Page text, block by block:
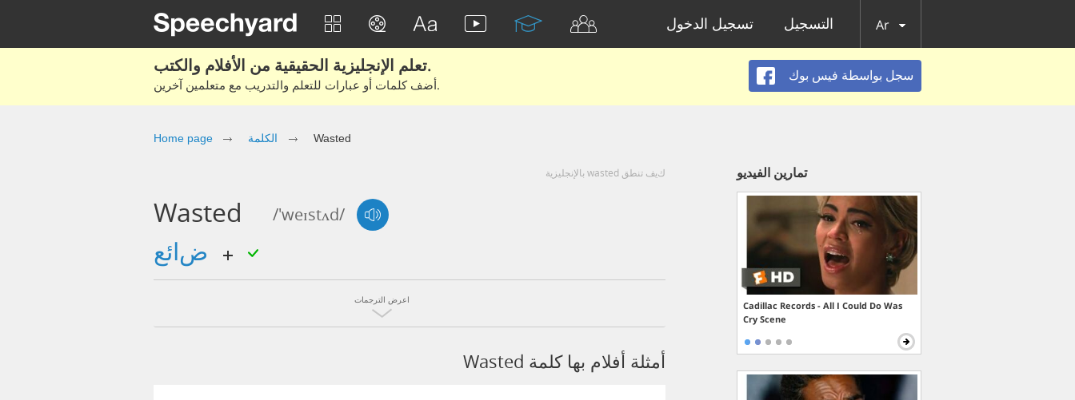
تسجيل الدخول التسجيل Ar
تعلم الإنجليزية الحقيقية من الأفلام والكتب.
أضف كلمات أو عبارات للتعلم والتدريب مع متعلمين آخرين.
سجل بواسطة فيس بوك
Home page الكلمة Wasted
كيف تنطق wasted بالإنجليزية
Wasted /'weɪstʌd/
اعرض الترجمات
أمثلة أفلام بها كلمة Wasted
تمارين الفيديو
Cadillac Records - All I Could Do Was
Cry Scene